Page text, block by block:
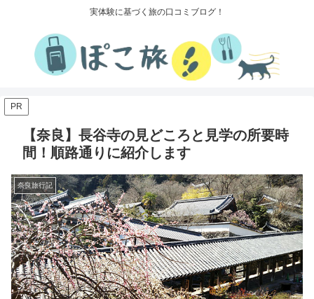
実体験に基づく旅の口コミブログ！
PR
【奈良】長谷寺の見どころと見学の所要時
間！順路通りに紹介します
奈良旅行記